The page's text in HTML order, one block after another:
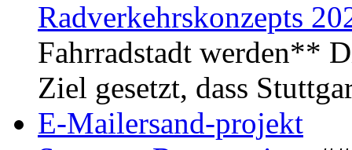
Radverkehrskonzepts
Fahrradstadt werden**
Ziel gesetzt, dass
E-Mailersand-projekt